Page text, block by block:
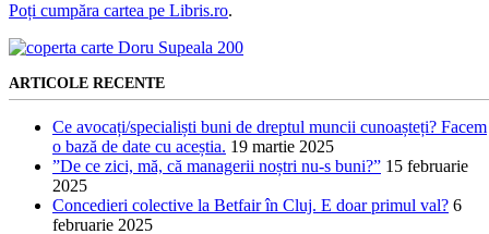
Poți cumpăra cartea pe Libris.ro.
ARTICOLE RECENTE
Ce avocați/specialiști buni de dreptul muncii cunoașteți? Facem
o bază de date cu aceștia. 19 martie 2025
”De ce zici, mă, că managerii noștri nu-s buni?” 15 februarie
2025
Concedieri colective la Betfair în Cluj. E doar primul val? 6
februarie 2025